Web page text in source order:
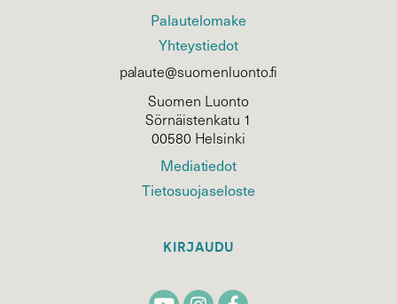
Palautelomake
Yhteystiedot
palaute@suomenluonto.fi
Suomen Luonto
Sörnäistenkatu 1
00580 Helsinki
Mediatiedot
Tietosuojaseloste
KIRJAUDU